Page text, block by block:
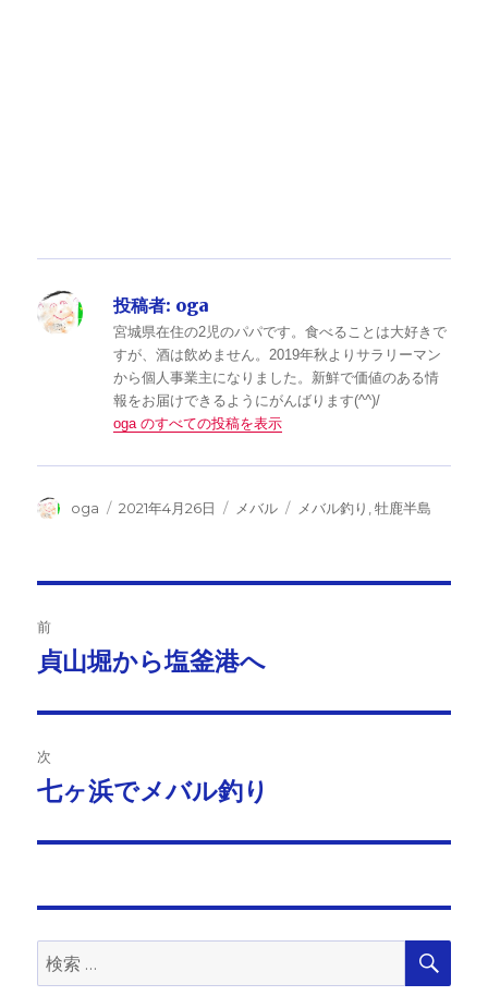
投稿者: oga
宮城県在住の2児のパパです。食べることは大好きで
すが、酒は飲めません。2019年秋よりサラリーマン
から個人事業主になりました。新鮮で価値のある情
報をお届けできるようにがんばります(^^)/
oga のすべての投稿を表示
投
oga
投
2021年4月26日
カ
メバル
タ
メバル釣り ,牡鹿半島
稿
ビ
ゲ
ー
ン
前
前
投
稿:
貞山堀から塩釜港へ
次
次
投
七ヶ浜でメバル釣り
検
索:
検